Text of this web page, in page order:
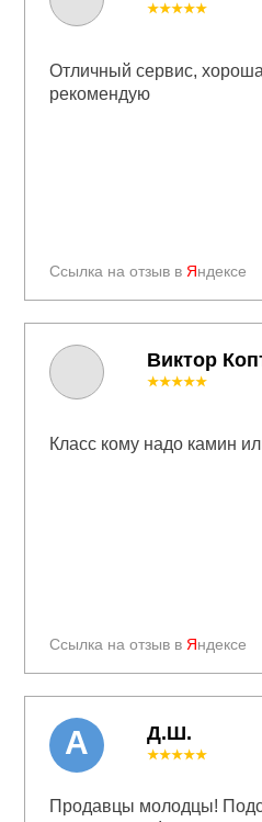
Ссылка на отзыв в Яндексе
★★★★★
Отличный сервис,
рекомендую
Ссылка на отзыв в Яндексе
★★★★★
Класс кому надо камин
Д.Ш.
★★★★★
Продавцы молодцы!
А
Виктор